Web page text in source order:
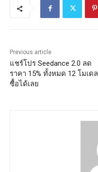
Previous article
แชร์โปร Seedance 2.0 ลด
ราคา 15% ทั้งหมด 12 โมเดล
ซื้อได้เลย